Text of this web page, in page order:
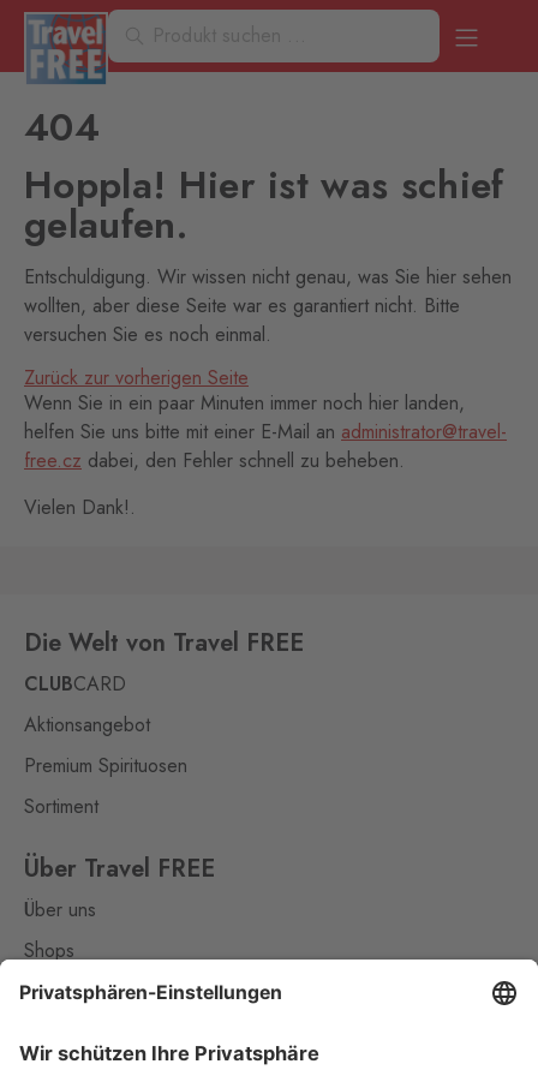
404
Hoppla! Hier ist was schief
gelaufen.
Entschuldigung. Wir wissen nicht genau, was Sie hier sehen
wollten, aber diese Seite war es garantiert nicht. Bitte
versuchen Sie es noch einmal.
Zurück zur vorherigen Seite
Wenn Sie in ein paar Minuten immer noch hier landen,
helfen Sie uns bitte mit einer E-Mail an administrator@travel-
free.cz dabei, den Fehler schnell zu beheben.
Vielen Dank!.
Die Welt von Travel FREE
CLUBCARD
Aktionsangebot
Premium Spirituosen
Sortiment
Über Travel FREE
Über uns
Shops
Kontakt
Nützliches